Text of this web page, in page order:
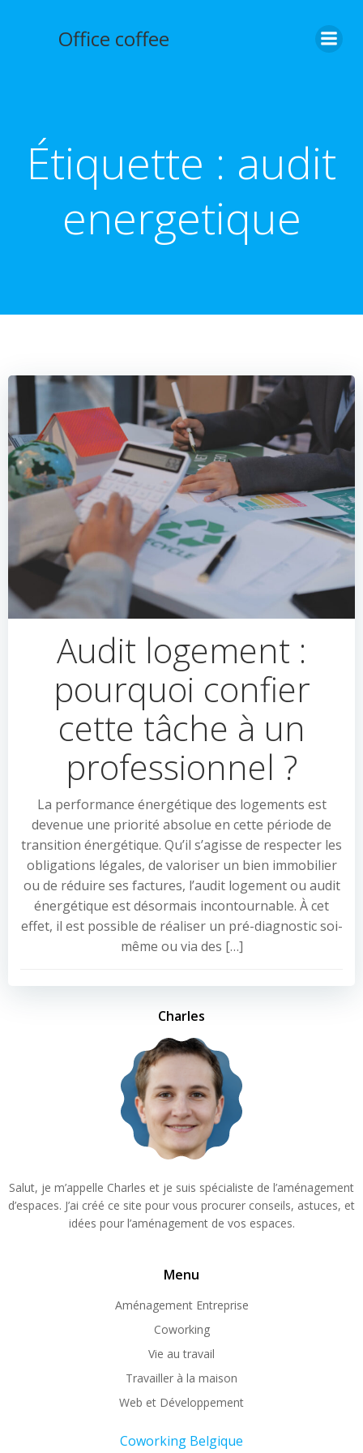
Office coffee
Étiquette : audit
energetique
Audit logement :
pourquoi confier
cette tâche à un
professionnel ?
La performance énergétique des logements est
devenue une priorité absolue en cette période de
transition énergétique. Qu’il s’agisse de respecter les
obligations légales, de valoriser un bien immobilier
ou de réduire ses factures, l’audit logement ou audit
énergétique est désormais incontournable. À cet
effet, il est possible de réaliser un pré-diagnostic soi-
même ou via des […]
Charles
Salut, je m’appelle Charles et je suis spécialiste de l’aménagement
d’espaces. J’ai créé ce site pour vous procurer conseils, astuces, et
idées pour l’aménagement de vos espaces.
Menu
Aménagement Entreprise
Coworking
Vie au travail
Travailler à la maison
Web et Développement
Coworking Belgique